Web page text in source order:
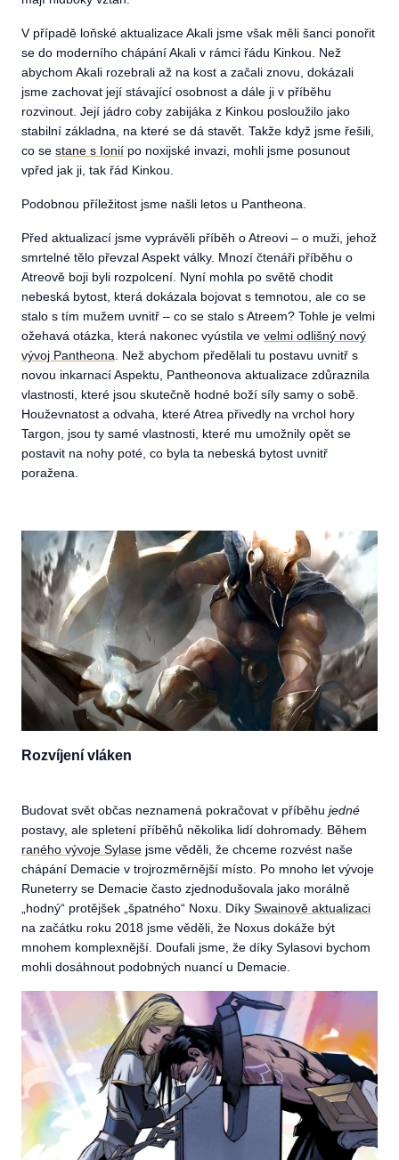
V případě loňské aktualizace Akali jsme však měli šanci ponořit
se do moderního chápání Akali v rámci řádu Kinkou. Než
abychom Akali rozebrali až na kost a začali znovu, dokázali
jsme zachovat její stávající osobnost a dále ji v příběhu
rozvinout. Její jádro coby zabijáka z Kinkou posloužilo jako
stabilní základna, na které se dá stavět. Takže když jsme řešili,
co se stane s Ionií po noxijské invazi, mohli jsme posunout
vpřed jak ji, tak řád Kinkou.
Podobnou příležitost jsme našli letos u Pantheona.
Před aktualizací jsme vyprávěli příběh o Atreovi – o muži, jehož
smrtelné tělo převzal Aspekt války. Mnozí čtenáři příběhu o
Atreově boji byli rozpolcení. Nyní mohla po světě chodit
nebeská bytost, která dokázala bojovat s temnotou, ale co se
stalo s tím mužem uvnitř – co se stalo s Atreem? Tohle je velmi
ožehavá otázka, která nakonec vyústila ve velmi odlišný nový
vývoj Pantheona . Než abychom předělali tu postavu uvnitř s
novou inkarnací Aspektu, Pantheonova aktualizace zdůraznila
vlastnosti, které jsou skutečně hodné boží síly samy o sobě.
Houževnatost a odvaha, které Atrea přivedly na vrchol hory
Targon, jsou ty samé vlastnosti, které mu umožnily opět se
postavit na nohy poté, co byla ta nebeská bytost uvnitř
poražena.
Rozvíjení vláken
Budovat svět občas neznamená pokračovat v příběhu jedné
postavy, ale spletení příběhů několika lidí dohromady. Během
raného vývoje Sylase jsme věděli, že chceme rozvést naše
chápání Demacie v trojrozměrnější místo. Po mnoho let vývoje
Runeterry se Demacie často zjednodušovala jako morálně
„hodný“ protějšek „špatného“ Noxu. Díky Swainově aktualizaci
na začátku roku 2018 jsme věděli, že Noxus dokáže být
mnohem komplexnější. Doufali jsme, že díky Sylasovi bychom
mohli dosáhnout podobných nuancí u Demacie.